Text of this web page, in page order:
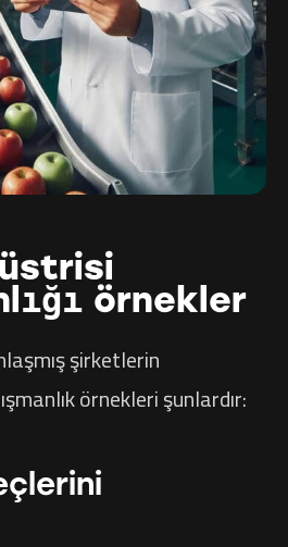
örnekler
şirketlerin
örnekleri şunlardır: